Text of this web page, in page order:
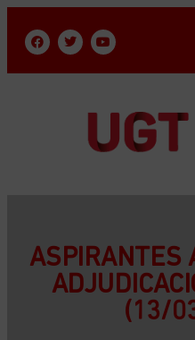
ASPIRANTES
(13/